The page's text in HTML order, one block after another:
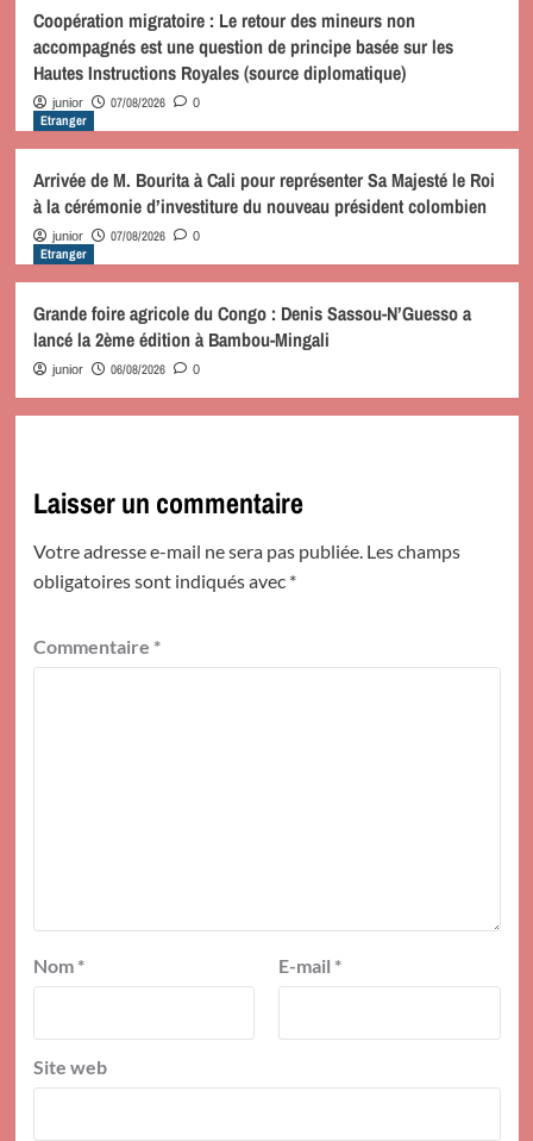
Coopération migratoire : Le retour des mineurs non
accompagnés est une question de principe basée sur les
Hautes Instructions Royales (source diplomatique)
junior 07/08/2026 0
Etranger
Arrivée de M. Bourita à Cali pour représenter Sa Majesté le Roi
à la cérémonie d’investiture du nouveau président colombien
junior 07/08/2026 0
Etranger
Grande foire agricole du Congo : Denis Sassou-N’Guesso a
lancé la 2ème édition à Bambou-Mingali
junior 06/08/2026 0
Laisser un commentaire
Votre adresse e-mail ne sera pas publiée. Les champs
obligatoires sont indiqués avec *
Commentaire *
Nom * E-mail *
Site web